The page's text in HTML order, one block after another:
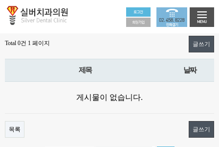
Total 0건 1 페이지 글쓰기
제목 날짜
게시물이 없습니다.
목록 글쓰기